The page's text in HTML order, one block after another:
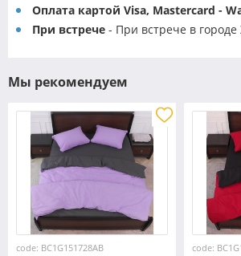
Оплата картой Visa, Mastercard -
При встрече - При встрече в
Мы рекомендуем
code: BC1G151728AB code: